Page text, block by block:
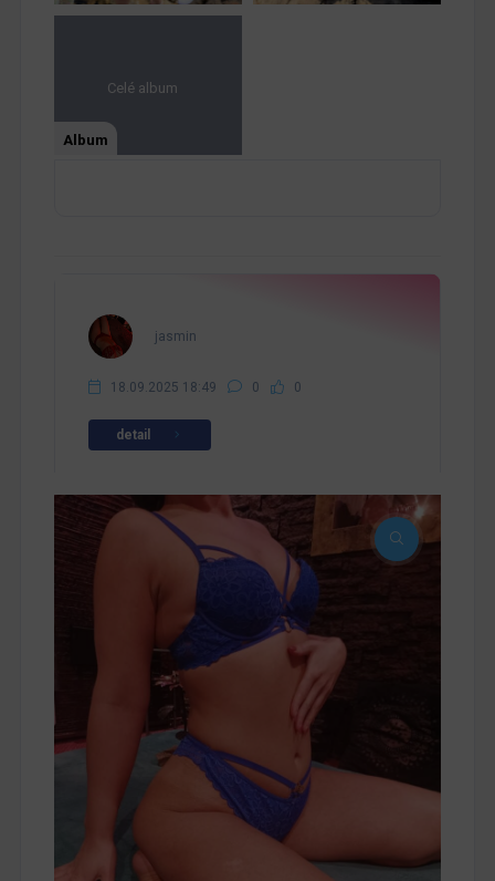
Celé album
Album
jasmin
18.09.2025 18:49 0 0
detail